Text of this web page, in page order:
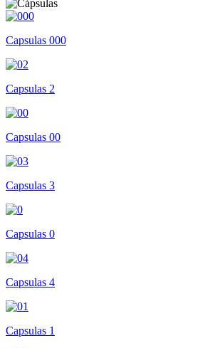
Capsulas 000
Capsulas 2
Capsulas 00
Capsulas 3
Capsulas 0
Capsulas 4
Capsulas 1